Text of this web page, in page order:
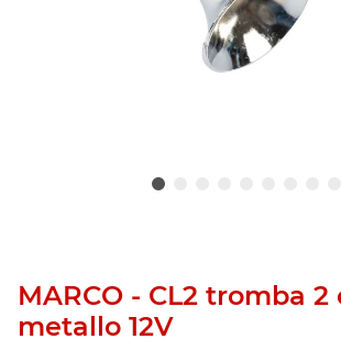
MARCO - CL2 tromba
metallo 12V